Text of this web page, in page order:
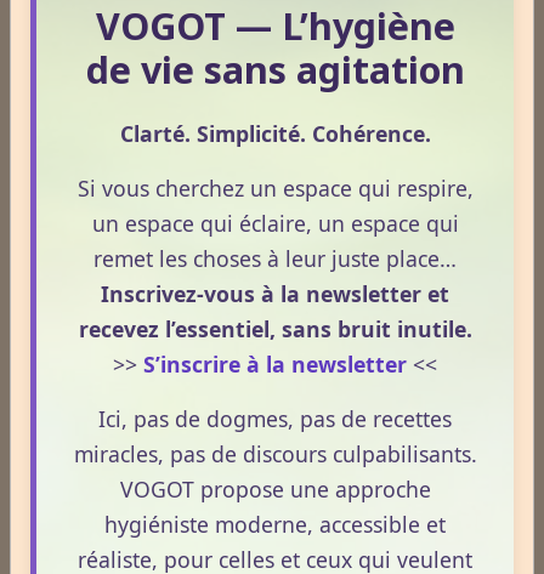
Savez-vous que la Chromothérapie,ou
chromathérapie, est la thérapie par les couleurs ?
Amusez-vous avec les couleurs
PartagerFacebook
X Email
★★★ ★
votes. Moyenne4.5sur 5.
ESPACE PUBLICITAIRE
Format : 300 × 250 px
Emplacement disponible
VOGOT — L’hygiène
de vie sans agitation
Clarté. Simplicité. Cohérence.
Si vous cherchez un espace qui respire,
un espace qui éclaire, un espace qui
remet les choses à leur juste place…
Inscrivez-vous à la newsletter et
recevez l’essentiel, sans bruit inutile.
>> S’inscrire à la newsletter <<
Ici, pas de dogmes, pas de recettes
miracles, pas de discours culpabilisants.
VOGOT propose une approche
hygiéniste moderne, accessible et
réaliste, pour celles et ceux qui veulent